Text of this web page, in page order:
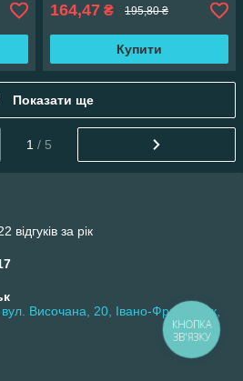
164,47 ₴ 195,80 ₴
Купити
Показати ще
1 / 5
відгуків за рік
Височана, 20, Івано-Франківськ,
КНОПКА
ЗВ'ЯЗКУ